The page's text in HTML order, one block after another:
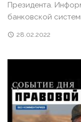
Президента.
банковской
28.02.2022